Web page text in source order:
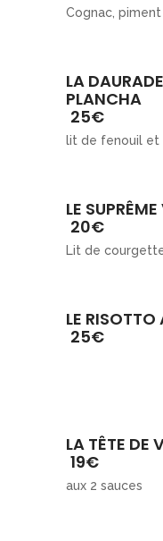
Cognac,
LA
PLANCHA
25€
lit de fenouil et
LE
20€
Lit de
LE
25€
LA TÊTE DE
19€
aux 2 sauces